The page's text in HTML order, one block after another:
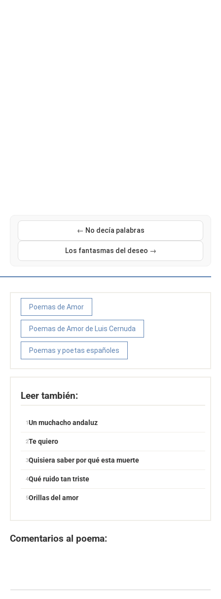
← No decía palabras
Los fantasmas del deseo →
Poemas de Amor
Poemas de Amor de Luis Cernuda
Poemas y poetas españoles
Leer también:
Un muchacho andaluz
Te quiero
Quisiera saber por qué esta muerte
Qué ruido tan triste
Orillas del amor
Comentarios al poema: